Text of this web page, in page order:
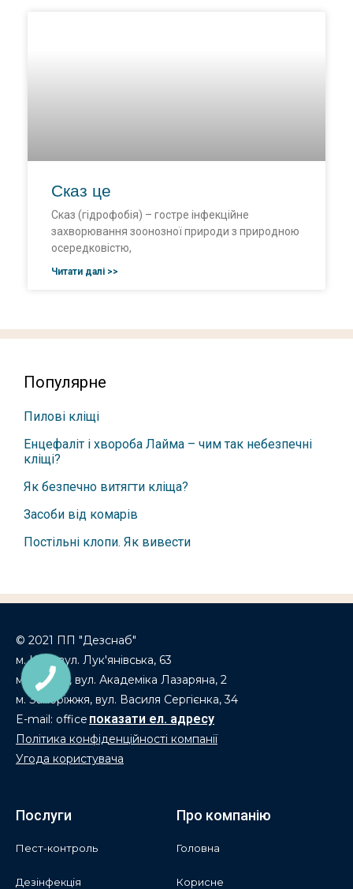
Сказ це
Сказ (гідрофобія) – гостре інфекційне
захворювання зоонозної природи з природною
осередковістю,
Читати далі >>
Популярне
Пилові кліщі
Енцефаліт і хвороба Лайма – чим так небезпечні
кліщі?
Як безпечно витягти кліща?
Засоби від комарів
Постільні клопи. Як вивести
© 2021 ПП "Дезснаб"
м. Київ, вул. Лук'янівська, 63
м. Дніпро, вул. Академіка Лазаряна, 2
м. Запоріжжя, вул. Василя Сергієнка, 34
E-mail: office
Політика конфіденційності компанії
Угода користувача
Послуги
Пест-контроль
Дезінфекція
Про компанію
Головна
Корисне